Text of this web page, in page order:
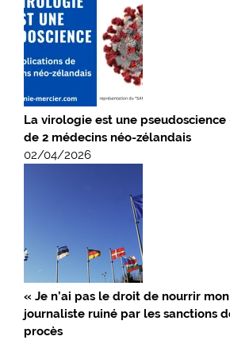
La virologie est une
de 2 médecins néo-zélandais
02/04/2026
« Je n’ai pas le droit de nourrir
journaliste ruiné par les sanctions
procès